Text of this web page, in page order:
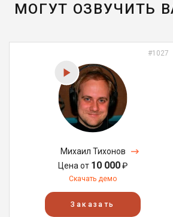
МОГУТ ОЗВУЧИТЬ
#1027
Михаил Тихонов
Цена от 10 000₽
Скачать демо
Заказать